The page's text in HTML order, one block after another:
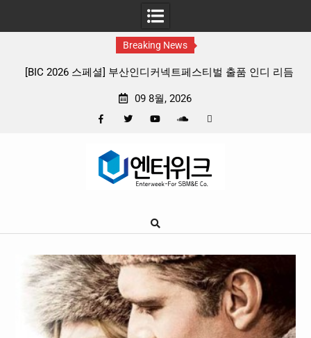
Breaking News
출품 인디 리듬
판타지 케이팝 애니메이션 ‘고스트밴드’ 8월 26
09 8월, 2026
Google